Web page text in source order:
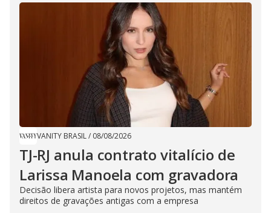
VANITY BRASIL/ 08/08/2026
TJ-RJ anula contrato vitalício de
Larissa Manoela com gravadora
Decisão libera artista para novos projetos, mas mantém
direitos de gravações antigas com a empresa